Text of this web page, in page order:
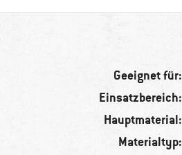
Geeignet für:
Einsatzbereich:
Hauptmaterial:
Materialtyp: